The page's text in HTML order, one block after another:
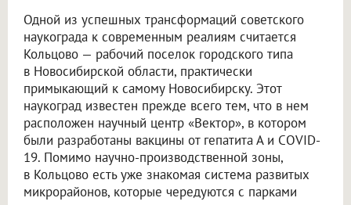
Одной из успешных трансформаций советского
наукограда к современным реалиям считается
Кольцово — рабочий поселок городского типа
в Новосибирской области, практически
примыкающий к самому Новосибирску. Этот
наукоград известен прежде всего тем, что в нем
расположен научный центр «Вектор», в котором
были разработаны вакцины от гепатита А и COVID-
19. Помимо научно-производственной зоны,
в Кольцово есть уже знакомая система развитых
микрорайонов, которые чередуются с парками